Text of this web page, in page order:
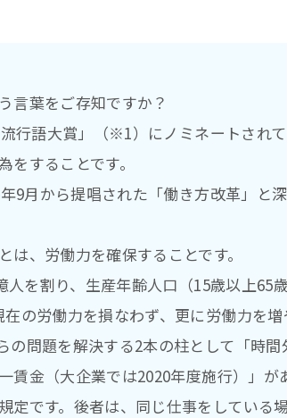
言葉をご存知ですか？
流行語大賞」（※1）にノミネートされ
をすることです。
9月から提唱された「働き方改革」と深
、労働力を確保することです。
人を割り、生産年齢人口（15歳以上65
の労働力を損なわず、更に労働力を
の問題を解決する2本の柱として「時
賃金（大企業では2020年度施行）」
定です。後者は、同じ仕事をしている